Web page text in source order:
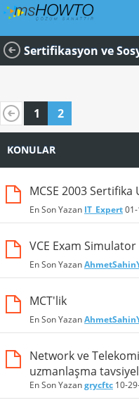
Sertifikasyon ve
1 2
KONULAR
MCSE 2003 Sertifika
En Son Yazan IT_Expert
VCE Exam
En Son Yazan
MCT'lik
En Son Yazan
Network ve
uzmanlaşma
En Son Yazangrycftc 10-